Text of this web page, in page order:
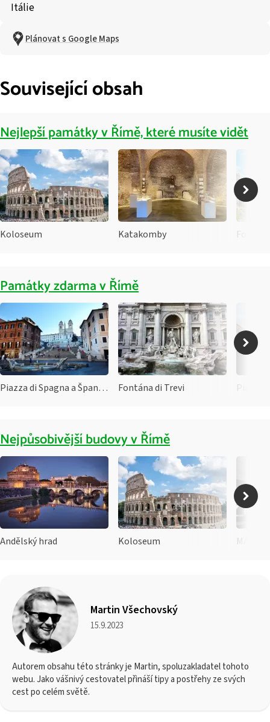
Itálie
Plánovat s Google Maps
Související obsah
Nejlepší památky v Římě, které musíte vidět
Koloseum Katakomby Forum
Památky zdarma v Římě
Piazza di Spagna a Španělské schody Fontána di Trevi Piazza
Nejpůsobivější budovy v Římě
Andělský hrad Koloseum MAXXI
Martin Všechovský
15.9.2023
Autorem obsahu této stránky je Martin, spoluzakladatel tohoto
webu. Jako vášnivý cestovatel přináší tipy a postřehy ze svých
cest po celém světě.